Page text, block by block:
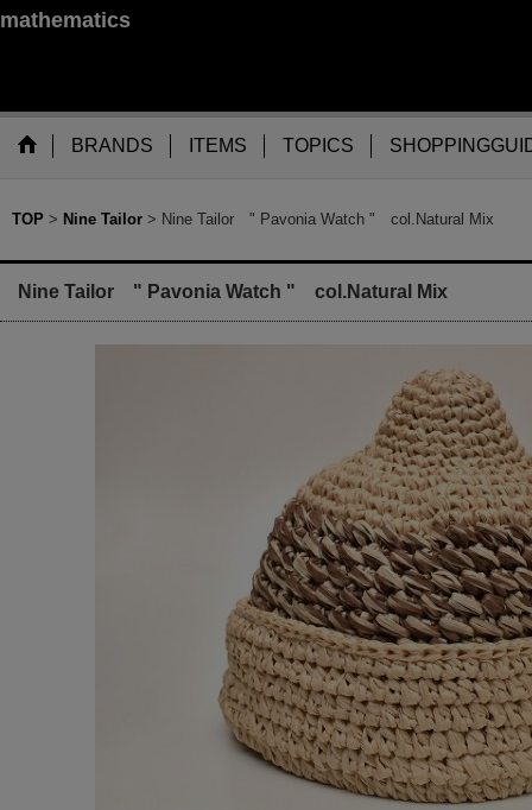
mathematics
BRANDS ITEMS TOPICS
TOP > Nine Tailor > Nine Tailor " Pavonia Watch " col.Natural Mix
Nine Tailor " Pavonia Watch " col.Natural Mix